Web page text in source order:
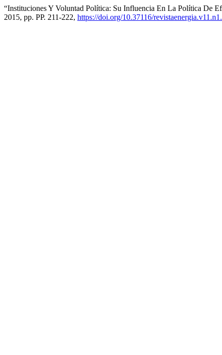
“Instituciones Y Voluntad Política: Su Influencia En La Política De
2015, pp. PP. 211-222, https://doi.org/10.37116/